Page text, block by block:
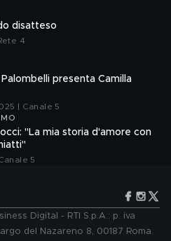
disatteso
4
Palombelli presenta Camilla
| Canale 5
"La mia storia d'amore con
5
Digital - RTI S.p.A.: p. iva
del Nazareno 8, 00187 Roma.